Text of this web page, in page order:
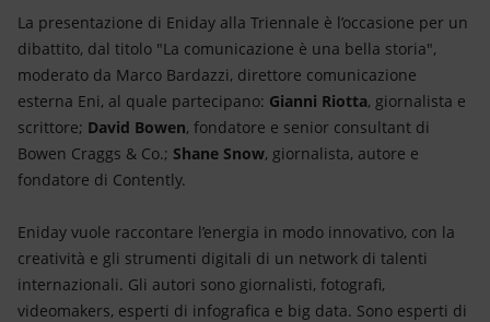
La presentazione di Eniday alla Triennale è l’occasione per un
dibattito, dal titolo "La comunicazione è una bella storia",
moderato da Marco Bardazzi, direttore comunicazione
esterna Eni, al quale partecipano: Gianni Riotta, giornalista e
scrittore; David Bowen, fondatore e senior consultant di
Bowen Craggs & Co.; Shane Snow, giornalista, autore e
fondatore di Contently.
Eniday vuole raccontare l’energia in modo innovativo, con la
creatività e gli strumenti digitali di un network di talenti
internazionali. Gli autori sono giornalisti, fotografi,
videomakers, esperti di infografica e big data. Sono esperti di